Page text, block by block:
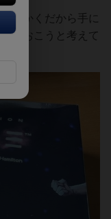
っかくだから手に
ておこうと考えて